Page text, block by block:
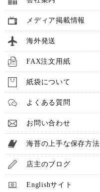
メディア掲載情報
海外発送
FAX注文用紙
紙袋について
よくある質問
お問い合わせ
海苔の上手な保存方法
店主のブログ
Englishサイト